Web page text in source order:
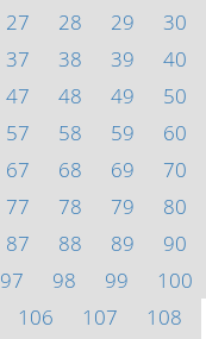
27 28 29
30
37 38 39
40
47 48 49
50
57 58 59
60
67 68 69
70
77 78 79
80
87 88 89
90
97 98 99
100
106 107
108